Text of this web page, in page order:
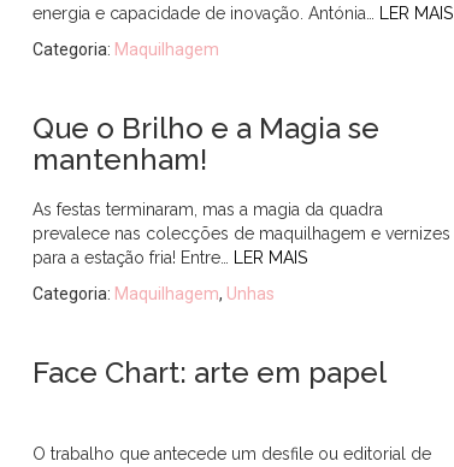
energia e capacidade de inovação. Antónia…
LER MAIS
Categoria: Maquilhagem
Que o Brilho e a Magia se
mantenham!
As festas terminaram, mas a magia da quadra
prevalece nas colecções de maquilhagem e vernizes
para a estação fria! Entre…
LER MAIS
Categoria: Maquilhagem, Unhas
Face Chart: arte em papel
O trabalho que antecede um desfile ou editorial de